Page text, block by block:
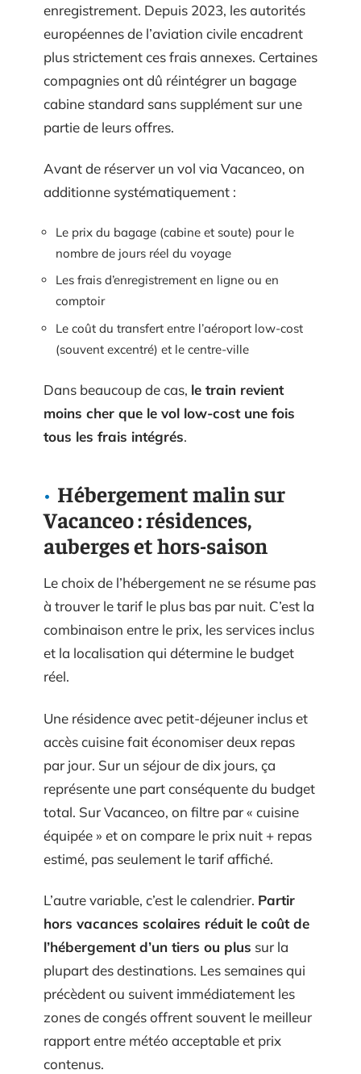
enregistrement. Depuis 2023, les autorités
européennes de l’aviation civile encadrent
plus strictement ces frais annexes. Certaines
compagnies ont dû réintégrer un bagage
cabine standard sans supplément sur une
partie de leurs offres.
Avant de réserver un vol via Vacanceo, on
additionne systématiquement :
Le prix du bagage (cabine et soute) pour le
nombre de jours réel du voyage
Les frais d’enregistrement en ligne ou en
comptoir
Le coût du transfert entre l’aéroport low-cost
(souvent excentré) et le centre-ville
Dans beaucoup de cas, le train revient
moins cher que le vol low-cost une fois
tous les frais intégrés.
Hébergement malin sur
Vacanceo : résidences,
auberges et hors-saison
Le choix de l’hébergement ne se résume pas
à trouver le tarif le plus bas par nuit. C’est la
combinaison entre le prix, les services inclus
et la localisation qui détermine le budget
réel.
Une résidence avec petit-déjeuner inclus et
accès cuisine fait économiser deux repas
par jour. Sur un séjour de dix jours, ça
représente une part conséquente du budget
total. Sur Vacanceo, on filtre par « cuisine
équipée » et on compare le prix nuit + repas
estimé, pas seulement le tarif affiché.
L’autre variable, c’est le calendrier. Partir
hors vacances scolaires réduit le coût de
l’hébergement d’un tiers ou plus sur la
plupart des destinations. Les semaines qui
précèdent ou suivent immédiatement les
zones de congés offrent souvent le meilleur
rapport entre météo acceptable et prix
contenus.